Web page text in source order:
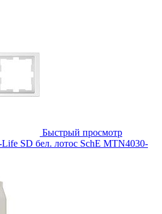
Быстрый просмотр
SD бел. лотос SchE MTN4030-